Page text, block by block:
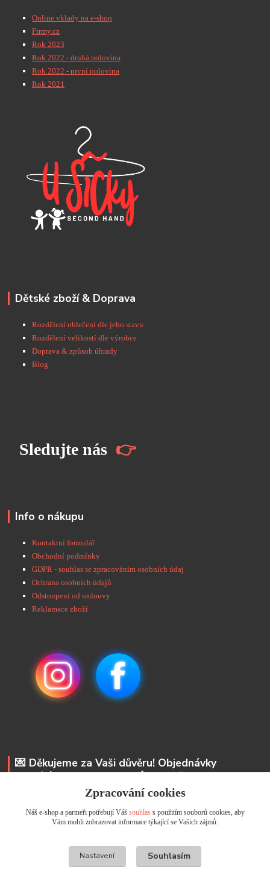
Online vklady na e-shop
Firmy.cz
Rok 2023
Rok 2022 - druhá polovina
Rok 2022 - první polovina
Rok 2021
Dětské zboží & Doprava
Rozdělení oblečení dle jeho stavu
Rozdělení velikostí dle výrobce
Doprava & způsob úhrady
Blog
Sledujte nás 👉
Info o nákupu
Kontaktní formulář
Obchodní podmínky
GDPR - souhlas se zpracováním osobních údaj
Ochrana osobních údajů
Odstoupení od smlouvy
Reklamace zboží
💌 Děkujeme za Vaši důvěru! Objednávky
odesíláme do 48 hodin. 📩 Na vaše e-maily
odpovíme do 24 hodin.
Andrea Kyselová DiS.
+ 420 737 352 681
Zpracování cookies
Náš e-shop a partneři potřebují Váš souhlass použitím souborů cookies, aby
Vám mohli zobrazovat informace týkající se Vašich zájmů.
Nastavení Souhlasím